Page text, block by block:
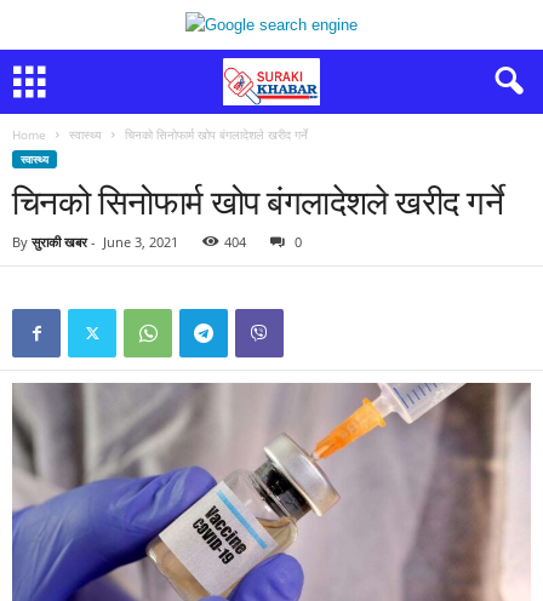
Home स्वास्थ्य चिनको सिनोफार्म खोप बंगलादेशले खरीद गर्ने
स्वास्थ्य
चिनको सिनोफार्म खोप बंगलादेशले खरीद गर्ने
By सुराकी खबर- June 3, 2021 404 0